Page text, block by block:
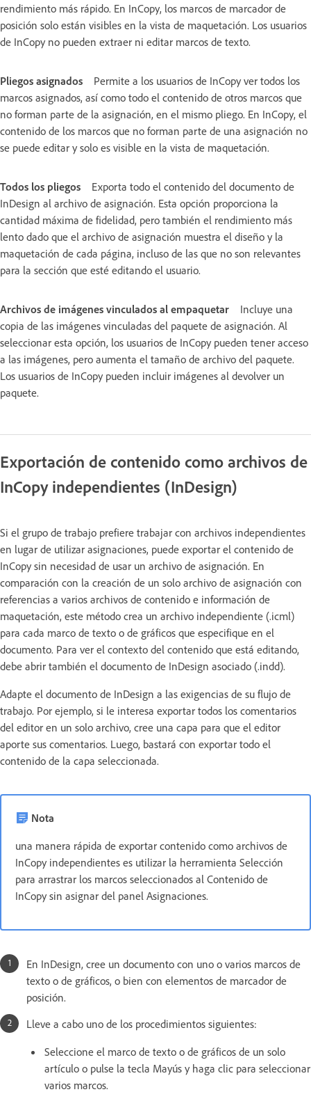
rendimiento más rápido. En InCopy, los marcos de marcador de
posición solo están visibles en la vista de maquetación. Los usuarios
de InCopy no pueden extraer ni editar marcos de texto.
Pliegos asignados
Permite a los usuarios de InCopy ver todos los
marcos asignados, así como todo el contenido de otros marcos que
no forman parte de la asignación, en el mismo pliego. En InCopy, el
contenido de los marcos que no forman parte de una asignación no
se puede editar y solo es visible en la vista de maquetación.
Todos los pliegos
Exporta todo el contenido del documento de
InDesign al archivo de asignación. Esta opción proporciona la
cantidad máxima de fidelidad, pero también el rendimiento más
lento dado que el archivo de asignación muestra el diseño y la
maquetación de cada página, incluso de las que no son relevantes
para la sección que esté editando el usuario.
Archivos de imágenes vinculados al empaquetar
Incluye una
copia de las imágenes vinculadas del paquete de asignación. Al
seleccionar esta opción, los usuarios de InCopy pueden tener acceso
a las imágenes, pero aumenta el tamaño de archivo del paquete.
Los usuarios de InCopy pueden incluir imágenes al devolver un
paquete.
Exportación de contenido como archivos de
InCopy independientes (InDesign)
Si el grupo de trabajo prefiere trabajar con archivos independientes
en lugar de utilizar asignaciones, puede exportar el contenido de
InCopy sin necesidad de usar un archivo de asignación. En
comparación con la creación de un solo archivo de asignación con
referencias a varios archivos de contenido e información de
maquetación, este método crea un archivo independiente (.icml)
para cada marco de texto o de gráficos que especifique en el
documento. Para ver el contexto del contenido que está editando,
debe abrir también el documento de InDesign asociado (.indd).
Adapte el documento de InDesign a las exigencias de su flujo de
trabajo. Por ejemplo, si le interesa exportar todos los comentarios
del editor en un solo archivo, cree una capa para que el editor
aporte sus comentarios. Luego, bastará con exportar todo el
contenido de la capa seleccionada.
Nota
una manera rápida de exportar contenido como archivos de
InCopy independientes es utilizar la herramienta Selección
para arrastrar los marcos seleccionados al Contenido de
InCopy sin asignar del panel Asignaciones.
En InDesign, cree un documento con uno o varios marcos de
texto o de gráficos, o bien con elementos de marcador de
posición.
Lleve a cabo uno de los procedimientos siguientes:
Seleccione el marco de texto o de gráficos de un solo
artículo o pulse la tecla Mayús y haga clic para seleccionar
varios marcos.